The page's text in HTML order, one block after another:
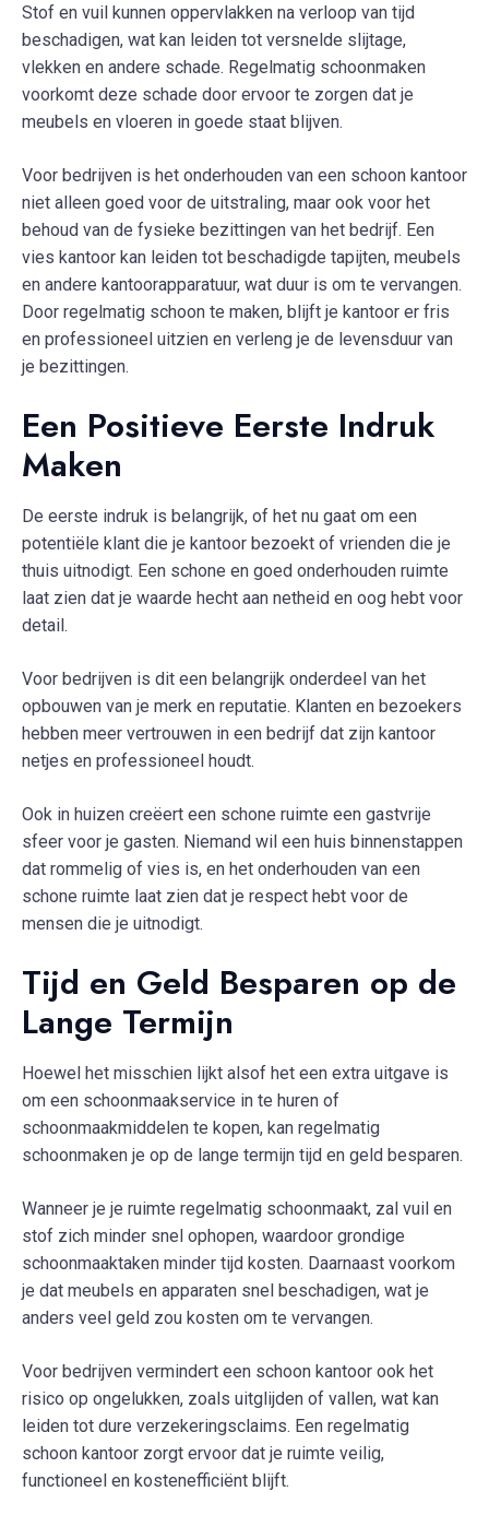
Stof en vuil kunnen oppervlakken na verloop van tijd
beschadigen, wat kan leiden tot versnelde slijtage,
vlekken en andere schade. Regelmatig schoonmaken
voorkomt deze schade door ervoor te zorgen dat je
meubels en vloeren in goede staat blijven.
Voor bedrijven is het onderhouden van een schoon kantoor
niet alleen goed voor de uitstraling, maar ook voor het
behoud van de fysieke bezittingen van het bedrijf. Een
vies kantoor kan leiden tot beschadigde tapijten, meubels
en andere kantoorapparatuur, wat duur is om te vervangen.
Door regelmatig schoon te maken, blijft je kantoor er fris
en professioneel uitzien en verleng je de levensduur van
je bezittingen.
Een Positieve Eerste Indruk
Maken
De eerste indruk is belangrijk, of het nu gaat om een
potentiële klant die je kantoor bezoekt of vrienden die je
thuis uitnodigt. Een schone en goed onderhouden ruimte
laat zien dat je waarde hecht aan netheid en oog hebt voor
detail.
Voor bedrijven is dit een belangrijk onderdeel van het
opbouwen van je merk en reputatie. Klanten en bezoekers
hebben meer vertrouwen in een bedrijf dat zijn kantoor
netjes en professioneel houdt.
Ook in huizen creëert een schone ruimte een gastvrije
sfeer voor je gasten. Niemand wil een huis binnenstappen
dat rommelig of vies is, en het onderhouden van een
schone ruimte laat zien dat je respect hebt voor de
mensen die je uitnodigt.
Tijd en Geld Besparen op de
Lange Termijn
Hoewel het misschien lijkt alsof het een extra uitgave is
om een schoonmaakservice in te huren of
schoonmaakmiddelen te kopen, kan regelmatig
schoonmaken je op de lange termijn tijd en geld besparen.
Wanneer je je ruimte regelmatig schoonmaakt, zal vuil en
stof zich minder snel ophopen, waardoor grondige
schoonmaaktaken minder tijd kosten. Daarnaast voorkom
je dat meubels en apparaten snel beschadigen, wat je
anders veel geld zou kosten om te vervangen.
Voor bedrijven vermindert een schoon kantoor ook het
risico op ongelukken, zoals uitglijden of vallen, wat kan
leiden tot dure verzekeringsclaims. Een regelmatig
schoon kantoor zorgt ervoor dat je ruimte veilig,
functioneel en kostenefficiënt blijft.